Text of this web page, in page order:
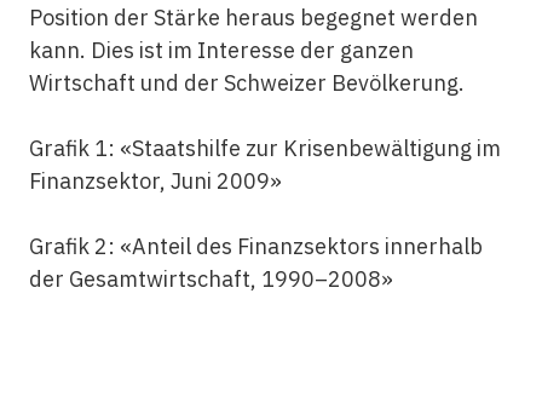
Position der Stärke heraus begegnet werden
kann. Dies ist im Interesse der ganzen
Wirtschaft und der Schweizer Bevölkerung.
Grafik 1: «Staatshilfe zur Krisenbewältigung im
Finanzsektor, Juni 2009»
Grafik 2: «Anteil des Finanzsektors innerhalb
der Gesamtwirtschaft, 1990–2008»